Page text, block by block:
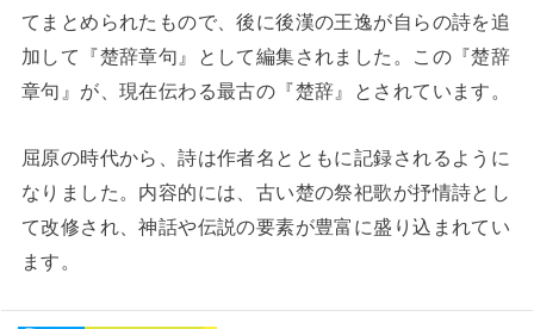
てまとめられたもので、後に後漢の王逸が自らの詩を追
加して『楚辞章句』として編集されました。この『楚辞
章句』が、現在伝わる最古の『楚辞』とされています。
屈原の時代から、詩は作者名とともに記録されるように
なりました。内容的には、古い楚の祭祀歌が抒情詩とし
て改修され、神話や伝説の要素が豊富に盛り込まれてい
ます。